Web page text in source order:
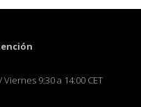
9:30 a 14:00 CET